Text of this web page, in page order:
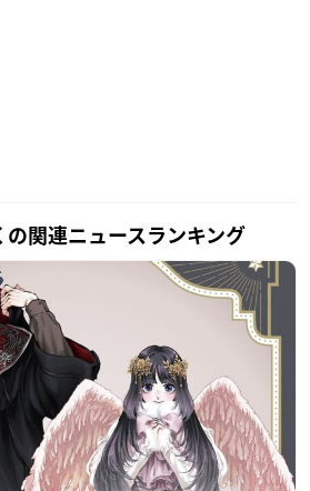
の関連ニュースランキング